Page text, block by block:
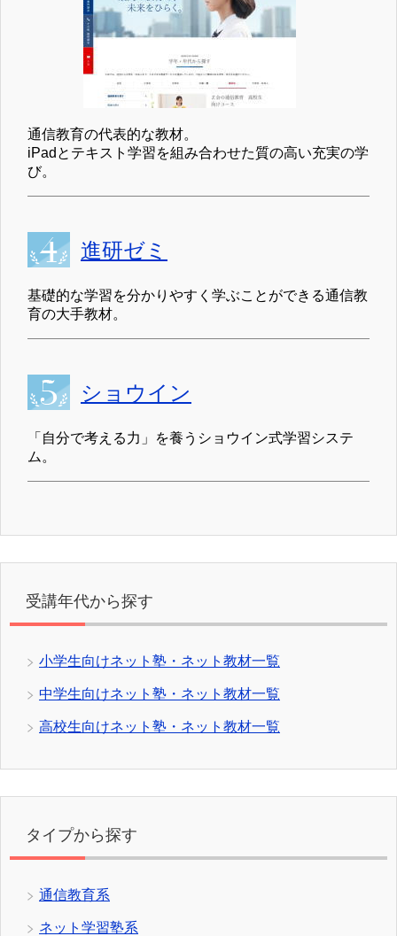
通信教育の代表的な教材。
iPadとテキスト学習を組み合わせた質の高い充実の学
び。
進研ゼミ
基礎的な学習を分かりやすく学ぶことができる通信教
育の大手教材。
ショウイン
「自分で考える力」を養うショウイン式学習システ
ム。
受講年代から探す
小学生向けネット塾・ネット教材一覧
中学生向けネット塾・ネット教材一覧
高校生向けネット塾・ネット教材一覧
タイプから探す
通信教育系
ネット学習塾系